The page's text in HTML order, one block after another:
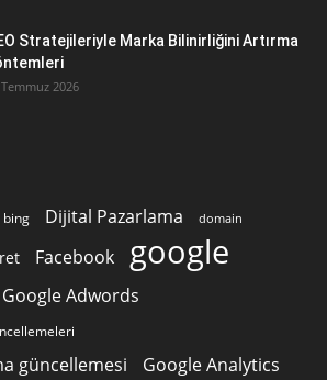
Stratejileriyle Marka Bilinirliğini Artırma
2026
bing Dijital Pazarlama domain
Facebook google
Google Adwords
güncellemesi Google Analytics